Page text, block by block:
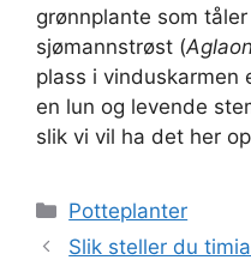
grønnplante som
sjømannstrøst (
plass i vinduskarmen
en lun og levende
slik vi vil ha det her
Kategorier
Potteplanter
Slik steller du